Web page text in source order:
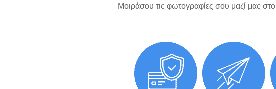
Μοιράσου τις φωτογραφίες σου μαζί μας στο